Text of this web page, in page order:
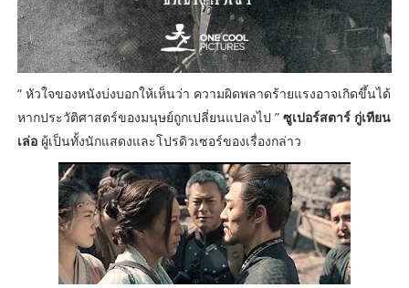
“ หัวใจของหนังบ่งบอกให้เห็นว่า ความผิดพลาดร้ายแรงอาจเกิดขึ้นได้
หากประวัติศาสตร์ของมนุษย์ถูกเปลี่ยนแปลงไป ” ซูเปอร์สตาร์ กู่เทียน
เล่อ ผู้เป็นทั้งนักแสดงและโปรดิวเซอร์ของเรื่องกล่าว